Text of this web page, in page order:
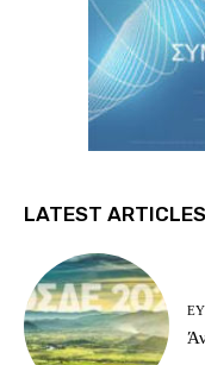
LATEST ARTICLES